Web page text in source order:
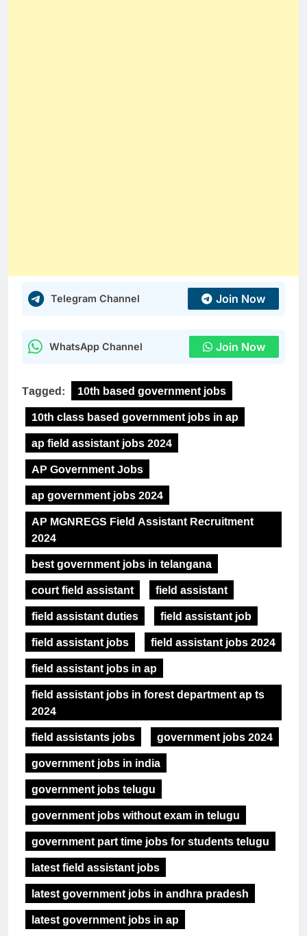
Telegram Channel Join Now
WhatsApp Channel Join Now
Tagged:
10th based government jobs
10th class based government jobs in ap
ap field assistant jobs 2024
AP Government Jobs
ap government jobs 2024
AP MGNREGS Field Assistant Recruitment
2024
best government jobs in telangana
court field assistant
field assistant
field assistant duties
field assistant job
field assistant jobs
field assistant jobs 2024
field assistant jobs in ap
field assistant jobs in forest department ap ts
2024
field assistants jobs
government jobs 2024
government jobs in india
government jobs telugu
government jobs without exam in telugu
government part time jobs for students telugu
latest field assistant jobs
latest government jobs in andhra pradesh
latest government jobs in ap